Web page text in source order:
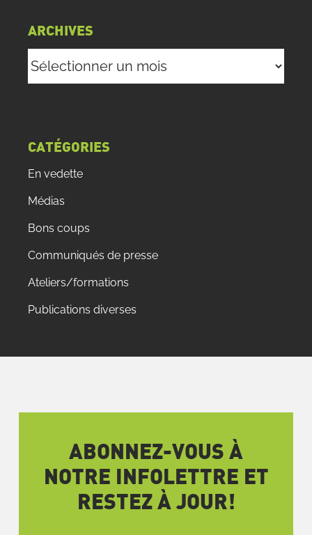
ARCHIVES
CATÉGORIES
En vedette
Médias
Bons coups
Communiqués de presse
Ateliers/formations
Publications diverses
ABONNEZ-VOUS À
NOTRE INFOLETTRE ET
RESTEZ À JOUR!